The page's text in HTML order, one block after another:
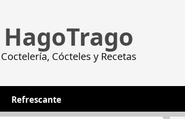
HagoTrago
Coctelería, Cócteles y Recetas
Refrescante